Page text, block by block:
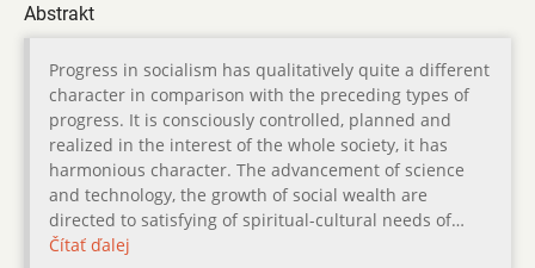
Abstrakt
Progress in socialism has qualitatively quite a different
character in comparison with the preceding types of
progress. It is consciously controlled, planned and
realized in the interest of the whole society, it has
harmonious character. The advancement of science
and technology, the growth of social wealth are
directed to satisfying of spiritual-cultural needs of…
Čítať ďalej